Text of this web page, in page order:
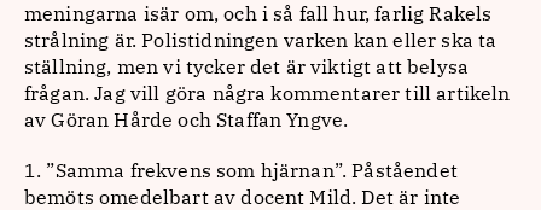
meningarna isär om, och i så fall hur, farlig Rakels
strålning är. Polistidningen varken kan eller ska ta
ställning, men vi tycker det är viktigt att belysa
frågan. Jag vill göra några kommentarer till artikeln
av Göran Hårde och Staffan Yngve.
1. ”Samma frekvens som hjärnan”. Påståendet
bemöts omedelbart av docent Mild. Det är inte